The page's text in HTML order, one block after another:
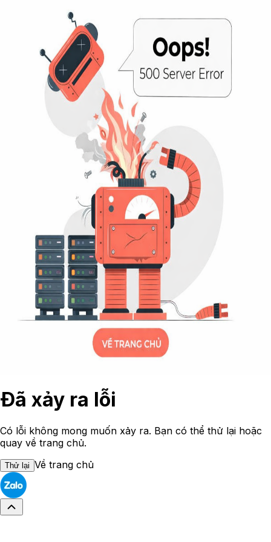
Đã xảy ra lỗi
Có lỗi không mong muốn xảy ra. Bạn có thể thử lại hoặc
quay về trang chủ.
Thử lại Về trang chủ